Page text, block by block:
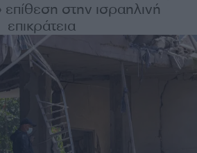
επίθεση στην ισραηλινή
επικράτεια